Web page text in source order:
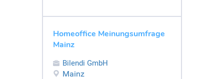
Homeoffice Meinungsumfrage
Mainz
Bilendi GmbH
Mainz